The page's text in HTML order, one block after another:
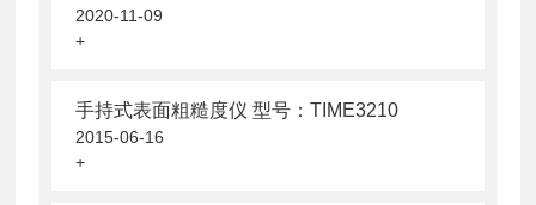
2020-11-09
+
手持式表面粗糙度仪 型号：TIME3210
2015-06-16
+